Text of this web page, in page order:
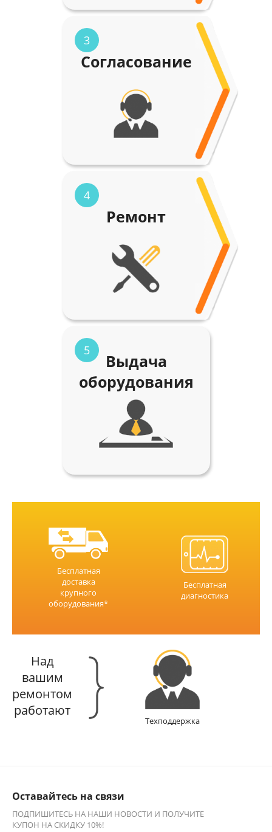
3
Согласование
4
Ремонт
5
Выдача
оборудования
Бесплатная
доставка
крупного
оборудования*
Бесплатная
диагностика
Над
вашим
ремонтом
работают
Техподдержка
Оставайтесь на связи
ПОДПИШИТЕСЬ НА НАШИ НОВОСТИ И ПОЛУЧИТЕ
КУПОН НА СКИДКУ 10%!